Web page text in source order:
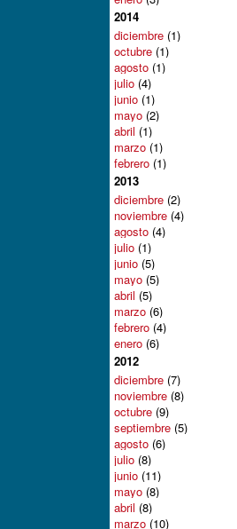
2014
diciembre (1)
octubre (1)
agosto (1)
julio (4)
junio (1)
mayo (2)
abril (1)
marzo (1)
febrero (1)
2013
diciembre (2)
noviembre (4)
agosto (4)
julio (1)
junio (5)
mayo (5)
abril (5)
marzo (6)
febrero (4)
enero (6)
2012
diciembre (7)
noviembre (8)
octubre (9)
septiembre (5)
agosto (6)
julio (8)
junio (11)
mayo (8)
abril (8)
marzo (10)